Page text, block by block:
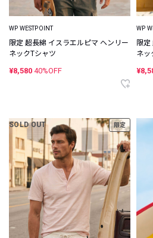
WP WESTPOINT
限定 超長綿 イスラエルピマ ヘンリー
ネックTシャツ
¥8,580 40%OFF
WP
限定
ネッ
SOLD OUT 限定